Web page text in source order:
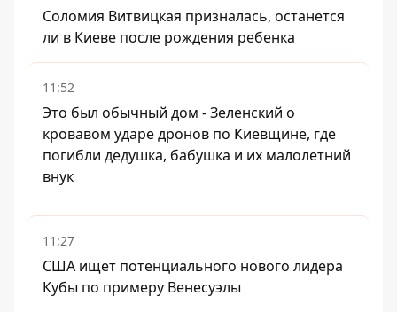
Соломия Витвицкая призналась, останется
ли в Киеве после рождения ребенка
11:52
Это был обычный дом - Зеленский о
кровавом ударе дронов по Киевщине, где
погибли дедушка, бабушка и их малолетний
внук
11:27
США ищет потенциального нового лидера
Кубы по примеру Венесуэлы